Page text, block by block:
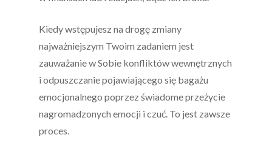
Kiedy wstępujesz na drogę zmiany
najważniejszym Twoim zadaniem jest
zauważanie w Sobie konfliktów wewnętrznych
i odpuszczanie pojawiającego się bagażu
emocjonalnego poprzez świadome przeżycie
nagromadzonych emocji i czuć. To jest zawsze
proces.